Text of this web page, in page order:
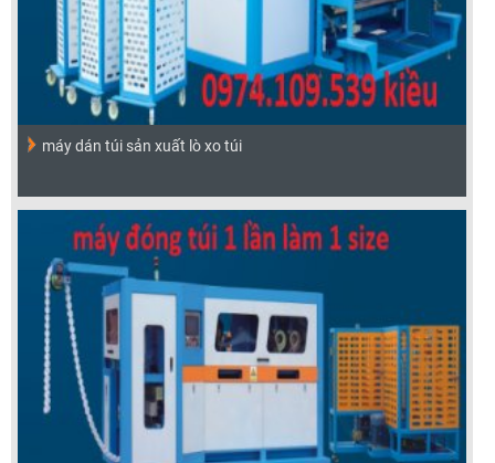
máy dán túi sản xuất lò xo túi